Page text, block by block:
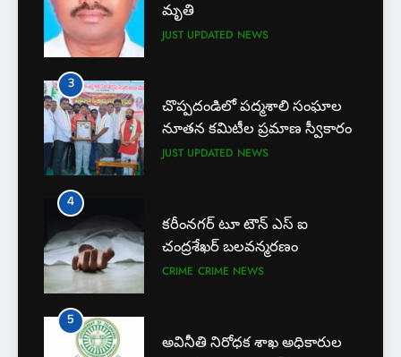
నూతన కమిటీల ప్రమాణ స్వీకారం
JUST UPDATED NEWS
4
కరీంనగర్ టూ టౌన్ ఎస్ ఐ
చంద్రశేఖర్ బలవన్మరణం
CRIME CRIME NEWS
5
అవినీతి నిరోధక శాఖ అధికారుల
వలలో చిక్కిన ఎక్సైజ్ సీఐ
EXCLUSIVE JUST UPDATED
6
లేబర్ కోడ్లను రద్దు చేయండి